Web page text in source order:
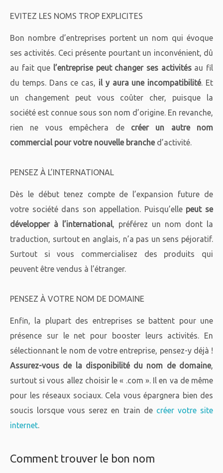
EVITEZ LES NOMS TROP EXPLICITES
Bon nombre d’entreprises portent un nom qui évoque
ses activités. Ceci présente pourtant un inconvénient, dû
au fait que l’entreprise peut changer ses activitésau fil
du temps. Dans ce cas, il y aura une incompatibilité. Et
un changement peut vous coûter cher, puisque la
société est connue sous son nom d’origine. En revanche,
rien ne vous empêchera de créer un autre nom
commercial pour votre nouvelle branched’activité.
PENSEZ À L’INTERNATIONAL
Dès le début tenez compte de l’expansion future de
votre société dans son appellation. Puisqu’elle peut se
développer à l’international, préférez un nom dont la
traduction, surtout en anglais, n’a pas un sens péjoratif.
Surtout si vous commercialisez des produits qui
peuvent être vendus à l’étranger.
PENSEZ À VOTRE NOM DE DOMAINE
Enfin, la plupart des entreprises se battent pour une
présence sur le net pour booster leurs activités. En
sélectionnant le nom de votre entreprise, pensez-y déjà !
Assurez-vous de la disponibilité du nom de domaine,
surtout si vous allez choisir le « .com ». Il en va de même
pour les réseaux sociaux. Cela vous épargnera bien des
soucis lorsque vous serez en train de créer votre site
internet.
Comment trouver le bon nom